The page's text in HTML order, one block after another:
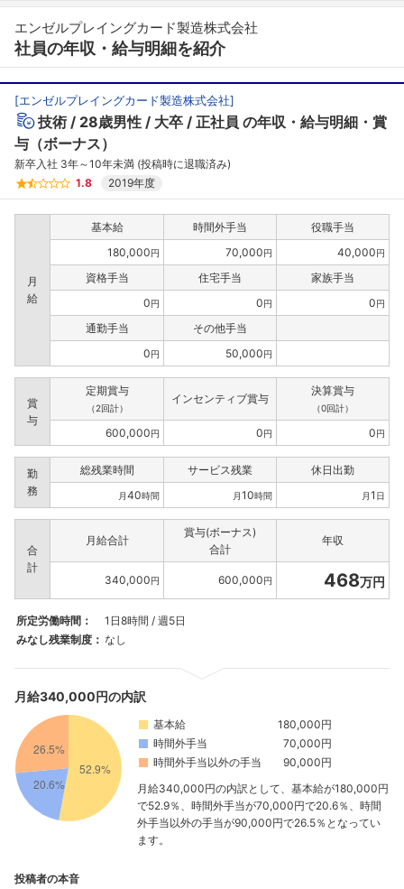
エンゼルプレイングカード製造株式会社
社員の年収・給与明細を紹介
[エンゼルプレイングカード製造株式会社]
技術 28歳男性 大卒 正社員 の年収・給与明細・賞
与（ボーナス）
新卒入社 3年～10年未満 (投稿時に退職済み)
1.8
2019年度
月
給
基本給 時間外手当
役職手当
180,000円 70,000円 40,000円
資格手当 住宅手当
家族手当
0円 0円 0円
通勤手当
その他手当
0円 50,000円
賞
与
定期賞与
（2回計）
インセンティブ賞与
決算賞与
（0回計）
600,000円 0円 0円
勤
務
総残業時間 サービス残業 休日出勤
月40時間 月10時間 月1 日
合
計
月給合計
賞与(ボーナス)
合計
年収
340,000円 600,000円 468万円
所定労働時間：
1日8時間 / 週5日
みなし残業制度： なし
月給340,000円の内訳
基本給
180,000円
時間外手当
70,000円
時間外手当以外の手当
90,000円
月給340,000円の内訳として、基本給が180,000円
で52.9％、時間外手当が70,000円で20.6％、時間
外手当以外の手当が90,000円で26.5％となってい
ます。
投稿者の本音